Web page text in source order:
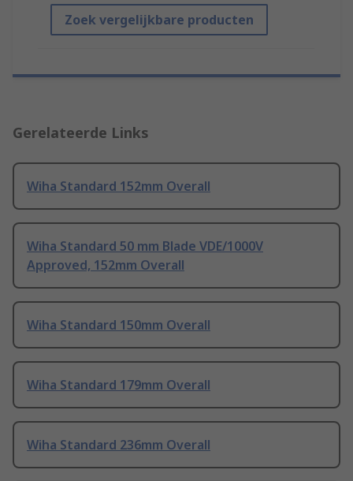
Zoek vergelijkbare producten
Gerelateerde Links
Wiha Standard 152mm Overall
Wiha Standard 50 mm Blade VDE/1000V
Approved, 152mm Overall
Wiha Standard 150mm Overall
Wiha Standard 179mm Overall
Wiha Standard 236mm Overall